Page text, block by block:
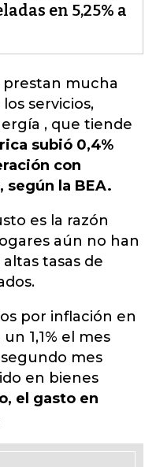
en 5,25% a
prestan mucha
servicios,
, que tiende
subió 0,4%
con
la BEA.
es la razón
aún no han
tasas de
por inflación en
1,1% el mes
mes
en bienes
el gasto en